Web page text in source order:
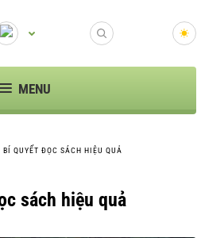
MENU
BÍ QUYẾT ĐỌC SÁCH HIỆU QUẢ
sách hiệu quả